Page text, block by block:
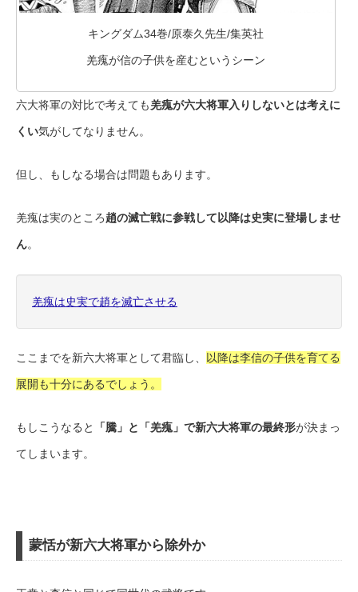
キングダム34巻/原泰久先生/集英社
羌瘣が信の子供を産むというシーン
六大将軍の対比で考えても羌瘣が六大将軍入りしないとは考えに
くい気がしてなりません。
但し、もしなる場合は問題もあります。
羌瘣は実のところ趙の滅亡戦に参戦して以降は史実に登場しませ
ん。
羌瘣は史実で趙を滅亡させる
ここまでを新六大将軍として君臨し、 以降は李信の子供を育てる
展開も十分にあるでしょう。
もしこうなると 「騰」と「羌瘣」で新六大将軍の最終形が決まっ
てしまいます。
蒙恬が新六大将軍から除外か